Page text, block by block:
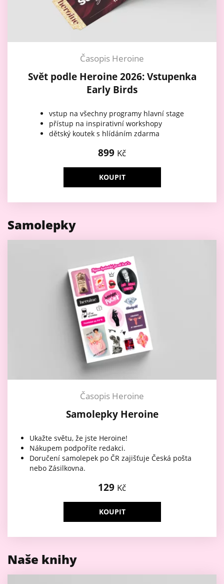
Časopis Heroine
Svět podle Heroine 2026: Vstupenka
Early Birds
vstup na všechny programy hlavní stage
přístup na inspirativní workshopy
dětský koutek s hlídáním zdarma
899 Kč
KOUPIT
Samolepky
Časopis Heroine
Samolepky Heroine
Ukažte světu, že jste Heroine!
Nákupem podpoříte redakci.
Doručení samolepek po ČR zajišťuje Česká pošta
nebo Zásilkovna.
129 Kč
KOUPIT
Naše knihy